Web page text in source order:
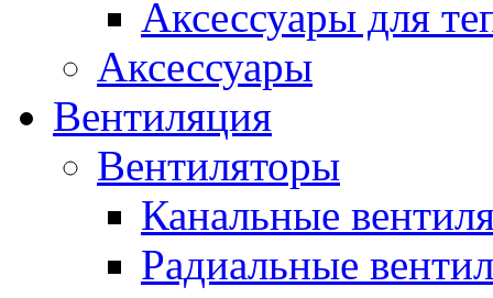
Аксессуары для
Аксессуары
Вентиляция
Вентиляторы
Канальные
Радиальные